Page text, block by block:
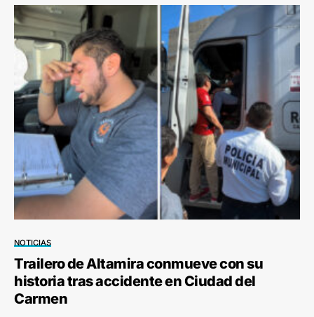
NOTICIAS
Trailero de Altamira conmueve con su
historia tras accidente en Ciudad del
Carmen